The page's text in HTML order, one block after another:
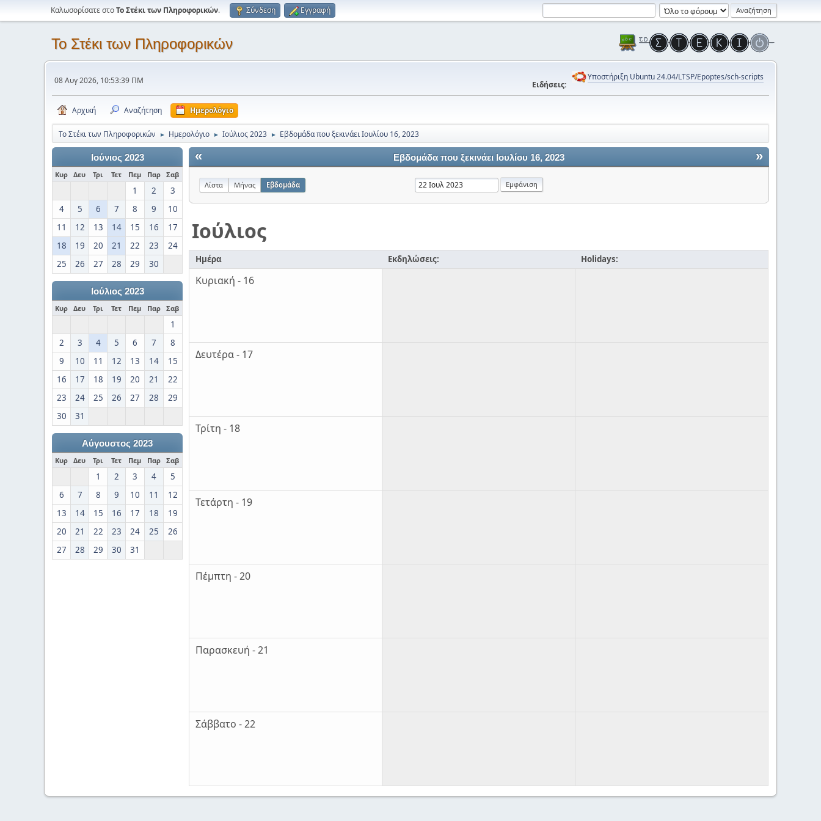
Καλωσορίσατε στοΤο Στέκι των Πληροφορικών. Σύνδεση Εγγραφή
Το Στέκι των Πληροφορικών
08 Αυγ 2026, 10:53:39 ΠΜ Ειδήσεις:
Υποστήριξη Ubuntu 24.04/LTSP/Epoptes/sch-scripts
Αρχική Αναζήτηση Ημερολόγιο
Το Στέκι των Πληροφορικών ► Ημερολόγιο ► Ιούλιος 2023 ► Εβδομάδα που ξεκινάει Ιουλίου 16, 2023
Ιούνιος 2023
Κυρ Δευ Τρι Τετ Πεμ Παρ Σαβ
1 2
3
4
5 6 7 8 9
10
11
12 13 14 15 16
17
18
19 20 21 22 23
24
25
26 27 28 29 30
Ιούλιος 2023
Κυρ Δευ Τρι Τετ Πεμ Παρ Σαβ
1
2
3 4 5 6 7
8
9
10 11 12 13 14
15
16
17 18 19 20 21
22
23
24 25 26 27 28
29
30
31
Αύγουστος 2023
Κυρ Δευ Τρι Τετ Πεμ Παρ Σαβ
1 2 3 4
5
6
7 8 9 10 11
12
13
14 15 16 17 18
19
20
21 22 23 24 25
26
27
28 29 30 31
« »
Εβδομάδα που ξεκινάει Ιουλίου 16, 2023
Λίστα Μήνας Εβδομάδα
Ιούλιος
Ημέρα Εκδηλώσεις: Holidays:
Κυριακή - 16
Δευτέρα - 17
Τρίτη - 18
Τετάρτη - 19
Πέμπτη - 20
Παρασκευή - 21
Σάββατο - 22